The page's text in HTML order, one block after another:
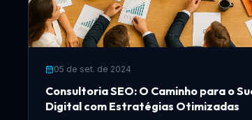
05 de set. de 2024
Consultoria SEO: O Caminho para o
Digital com Estratégias Otimizadas